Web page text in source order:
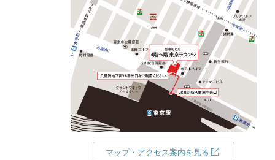
マップ・アクセス案内を見る